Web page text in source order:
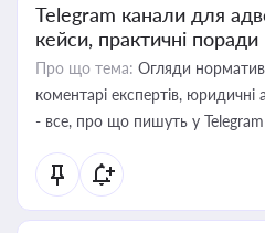
Telegram канали для
кейси, практичні поради
Про що тема: Огляди
коментарі експертів,
- все, про що пишуть у